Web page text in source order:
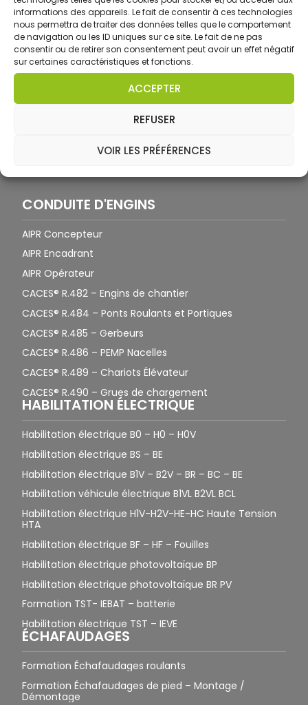
informations des appareils. Le fait de consentir à ces technologies
nous permettra de traiter des données telles que le comportement
de navigation ou les ID uniques sur ce site. Le fait de ne pas
consentir ou de retirer son consentement peut avoir un effet négatif
sur certaines caractéristiques et fonctions.
ACCEPTER
REFUSER
VOIR LES PRÉFÉRENCES
Habilitation électrique Haute Tension :
Un métier d’avenir, solide et recherché
CONDUITE D'ENGINS
AIPR Concepteur
AIPR Encadrant
AIPR Opérateur
CACES® R.482 – Engins de chantier
CACES® R.484 – Ponts Roulants et Portiques
CACES® R.485 – Gerbeurs
CACES® R.486 – PEMP Nacelles
CACES® R.489 – Chariots Élévateur
CACES® R.490 – Grues de chargement
HABILITATION ÉLECTRIQUE
Habilitation électrique B0 – H0 – H0V
Habilitation électrique BS – BE
Habilitation électrique B1V – B2V – BR – BC – BE
Habilitation véhicule électrique B1VL B2VL BCL
Habilitation électrique H1V-H2V-HE-HC Haute Tension
HTA
Habilitation électrique BF – HF – Fouilles
Habilitation électrique photovoltaïque BP
Habilitation électrique photovoltaïque BR PV
Formation TST- IEBAT – batterie
Habilitation électrique TST – IEVE
ÉCHAFAUDAGES
Formation Échafaudages roulants
Formation Échafaudages de pied – Montage /
Démontage